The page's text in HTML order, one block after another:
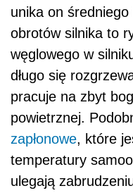
unika on
obrotów silnika to
węglowego w
długo się
pracuje na zbyt
powietrznej.
zapłonowe, które
temperatury
ulegają